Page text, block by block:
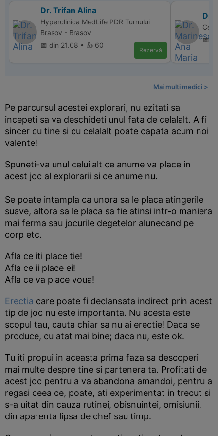
Dr. Trifan Alina
Hyperclinica MedLife PDR Turnului
Brasov - Brasov
📅 din 21.08 • 👍 60
Rezervă
Dr.
📅
Mai multi medici >
Pe parcursul acestei explorari, nu ezitati sa
incepeti sa va deschideti unul fata de celalalt. A fi
sincer cu tine si cu celalalt poate capata acum noi
valente!
Spuneti-va unul celuilalt ce anume va place in
acest joc al explorarii si ce anume nu.
Se poate intampla ca unora sa le placa atingerile
suave, altora sa le placa sa fie atinsi intr-o maniera
mai ferma sau jocurile degetelor alunecand pe
corp etc.
Afla ce iti place tie!
Afla ce ii place ei!
Afla ce va place voua!
Erectia care poate fi declansata indirect prin acest
tip de joc nu este importanta. Nu acesta este
scopul tau, cauta chiar sa nu ai erectie! Daca se
produce, cu atat mai bine; daca nu, este ok.
Tu iti propui in aceasta prima faza sa descoperi
mai multe despre tine si partenera ta. Profitati de
acest joc pentru a va abandona amandoi, pentru a
regasi ceea ce, poate, ati experimentat in trecut si
s-a uitat din cauza rutinei, obisnuintei, omisiunii,
din aparenta lipsa de chef sau timp.